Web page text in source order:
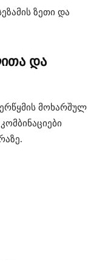
ზეთი და
და
მოხარშულ